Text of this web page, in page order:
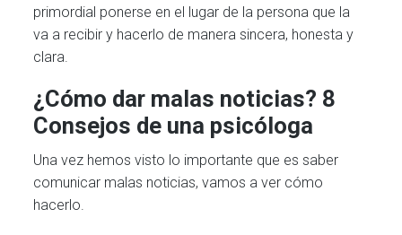
primordial ponerse en el lugar de la persona que la
va a recibir y hacerlo de manera sincera, honesta y
clara.
¿Cómo dar malas noticias? 8
Consejos de una psicóloga
Una vez hemos visto lo importante que es saber
comunicar malas noticias, vamos a ver cómo
hacerlo.